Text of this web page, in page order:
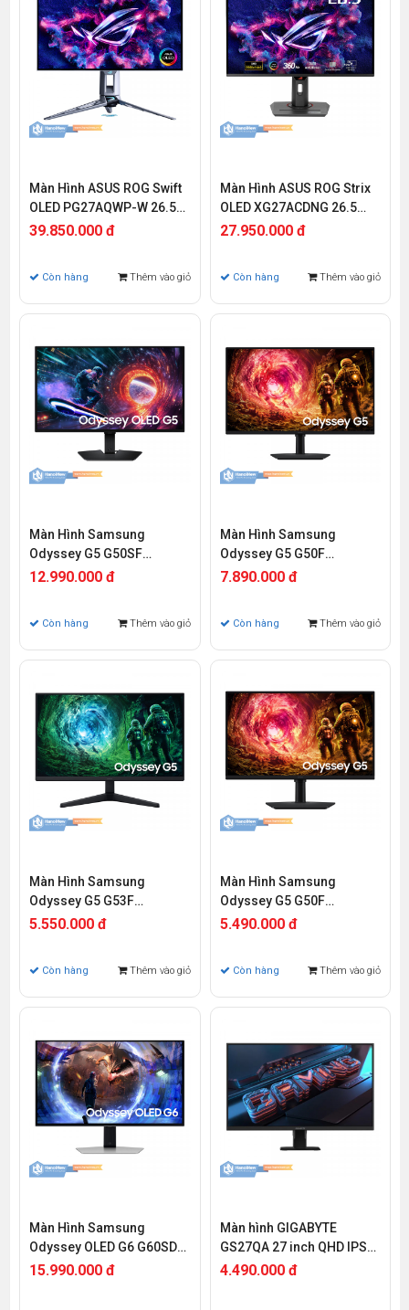
Màn Hình ASUS ROG Swift
OLED PG27AQWP-W 26.5
inch QHD OLED 540Hz
39.850.000 đ
Còn hàng Thêm vào giỏ
Màn Hình ASUS ROG Strix
OLED XG27ACDNG 26.5
inch QHD OLED 360Hz
27.950.000 đ
Còn hàng Thêm vào giỏ
Màn Hình Samsung
Odyssey G5 G50SF
LS27FG502SEXXV 27 inch
12.990.000 đ
Còn hàng Thêm vào giỏ
Màn Hình Samsung
Odyssey G5 G50F
LS32FG502EEXXV 32 inch
7.890.000 đ
Còn hàng Thêm vào giỏ
Màn Hình Samsung
Odyssey G5 G53F
LS27FG530EEXXV 27 inch
5.550.000 đ
Còn hàng Thêm vào giỏ
Màn Hình Samsung
Odyssey G5 G50F
LS27FG502EEXXV 27 inch
5.490.000 đ
Còn hàng Thêm vào giỏ
Màn Hình Samsung
Odyssey OLED G6 G60SD
LS27DG602SEXXV 27 inch
15.990.000 đ
Màn hình GIGABYTE
GS27QA 27 inch QHD IPS
180Hz 1ms
4.490.000 đ